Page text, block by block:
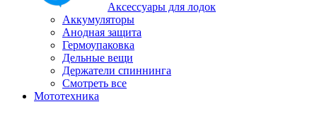
Аксессуары для лодок
Аккумуляторы
Анодная защита
Гермоупаковка
Дельные вещи
Держатели спиннинга
Смотреть все
Мототехника